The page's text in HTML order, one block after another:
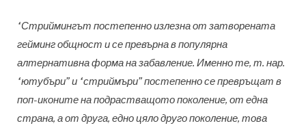
“Стриймингът постепенно излезна от затворената
гейминг общност и се превърна в популярна
алтернативна форма на забавление. Именно те, т. нар.
“ютубъри” и “стриймъри” постепенно се превръщат в
поп-иконите на подрастващото поколение, от една
страна, а от друга, едно цяло друго поколение, това